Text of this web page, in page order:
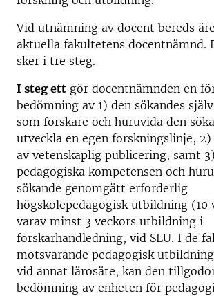
Vid utnämning av docent bereds
aktuella fakultetens docentnämnd.
sker i tre steg.
I steg ett gör docentnämnden en
bedömning av 1) den sökandes
som forskare och huruvida den
utveckla en egen forskningslinje,
av vetenskaplig publicering, samt
pedagogiska kompetensen och
sökande genomgått erforderlig
högskolepedagogisk utbildning (10
varav minst 3 veckors utbildning i
forskarhandledning, vid SLU. I de
motsvarande pedagogisk
vid annat lärosäte, kan den
bedömning av enheten för